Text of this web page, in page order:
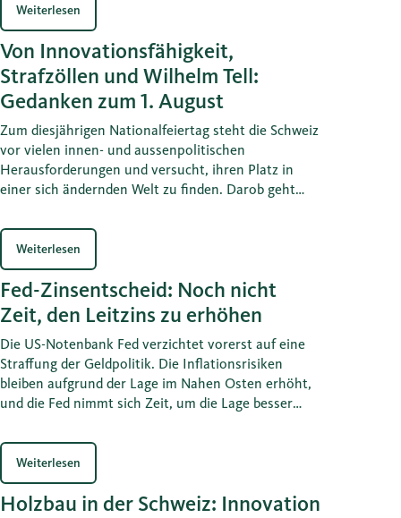
US-Finanzministeriums von Scott Bessent. Daraus
können auch Lehren für die Schweiz gezogen
werden.
Weiterlesen
Von Innovationsfähigkeit,
Strafzöllen und Wilhelm Tell:
Gedanken zum 1. August
Zum diesjährigen Nationalfeiertag steht die Schweiz
vor vielen innen- und aussenpolitischen
Herausforderungen und versucht, ihren Platz in
einer sich ändernden Welt zu finden. Darob geht
Land in vielen Bereichen auszeichnet. Ein stärkeres
Bewusstsein darüber ist für eine erfolgreiche
Zukunftsgestaltung aber hilfreich.
Weiterlesen
Fed-Zinsentscheid: Noch nicht
Zeit, den Leitzins zu erhöhen
Die US-Notenbank Fed verzichtet vorerst auf eine
Straffung der Geldpolitik. Die Inflationsrisiken
bleiben aufgrund der Lage im Nahen Osten erhöht,
und die Fed nimmt sich Zeit, um die Lage besser
Zinserhöhung im Herbst.
Weiterlesen
Holzbau in der Schweiz: Innovation